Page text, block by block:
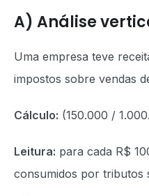
A) Análise
Uma empresa teve
impostos sobre vendas
Cálculo: (150.000 /
Leitura: para cada R$
consumidos por tributos